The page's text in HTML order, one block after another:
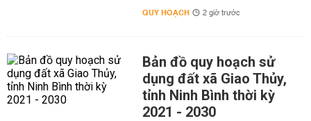
QUY HOẠCH 2 giờ trước
Bản đồ quy hoạch sử
dụng đất xã Giao Thủy,
tỉnh Ninh Bình thời kỳ
2021 - 2030